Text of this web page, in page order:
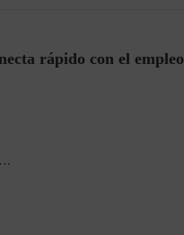
rápido con el empleo